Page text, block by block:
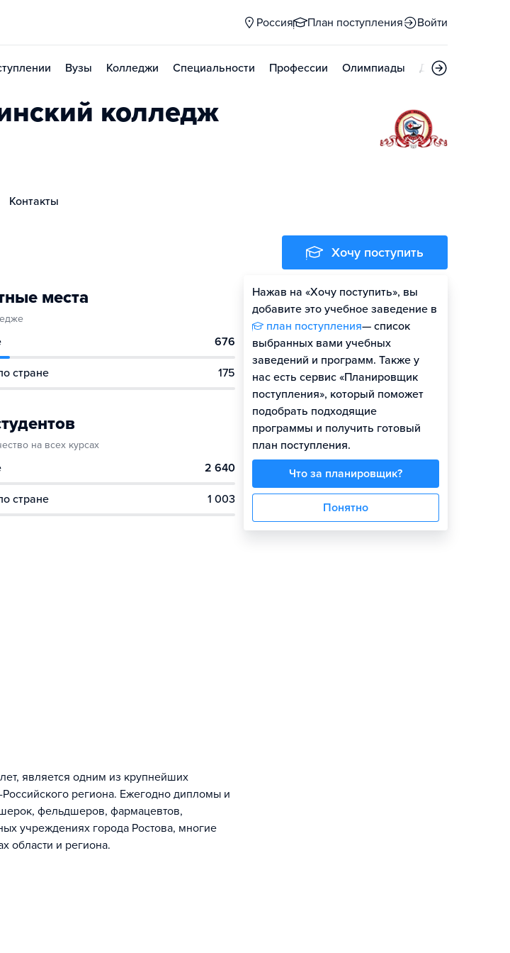
Россия План поступления Войти
Вузы Колледжи Специальности Профессии Олимпиады Дни открытых
колледж
Контакты
места
676
стране 175
на всех курсах
2 640
стране 1 003
является одним из крупнейших
региона. Ежегодно дипломы и
фельдшеров, фармацевтов,
учреждениях города Ростова, многие
области и региона.
Хочу поступить
Нажав на «Хочу поступить», вы
добавите это учебное заведение в
план поступления— список
выбранных вами учебных
заведений и программ. Также у
нас есть сервис «Планировщик
поступления», который поможет
подобрать подходящие
программы и получить готовый
план поступления.
Что за планировщик?
Понятно